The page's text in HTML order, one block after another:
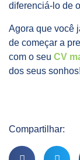
diferenciá-lo de
Agora que você
de começar a
com o seu CV
dos seus
Compartilhar: